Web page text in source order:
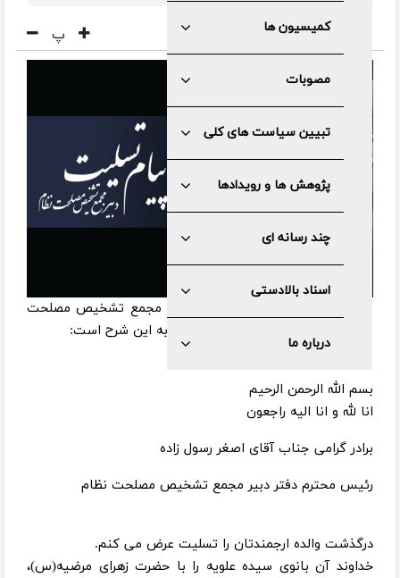
کمیسیون ها
مصوبات
تبیین سیاست های کلی
پژوهش ها و رویدادها
چند رسانه ای
اسناد بالادستی
درباره ما
پ
به گزارش مرکز رسانه و روابط عمومی مجمع تشخیص مصلحت
نظام، متن پیام تسلیت دکتر ذوالقدر به این شرح است:
بسم الله الرحمن الرحیم
انا لله و انا الیه راجعون
برادر گرامی جناب آقای اصغر رسول زاده
رئیس محترم دفتر دبیر مجمع تشخیص مصلحت نظام
درگذشت والده ارجمندتان را تسلیت عرض می کنم.
خداوند آن بانوی سیده علویه را با حضرت زهرای مرضیه(س)،